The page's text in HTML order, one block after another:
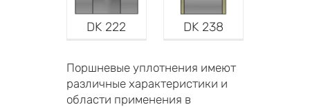
DK 222 DK 238
Поршневые уплотнения имеют
различные характеристики и
области применения в